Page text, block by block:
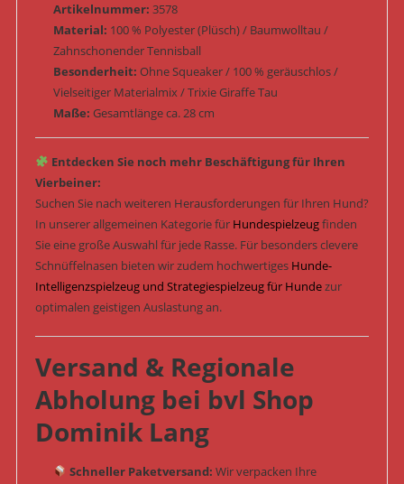
Artikelnummer: 3578
Material: 100 % Polyester (Plüsch) / Baumwolltau /
Zahnschonender Tennisball
Besonderheit: Ohne Squeaker / 100 % geräuschlos /
Vielseitiger Materialmix / Trixie Giraffe Tau
Maße: Gesamtlänge ca. 28 cm
Entdecken Sie noch mehr Beschäftigung für Ihren
Vierbeiner:
Suchen Sie nach weiteren Herausforderungen für Ihren Hund?
In unserer allgemeinen Kategorie für Hundespielzeugfinden
Sie eine große Auswahl für jede Rasse. Für besonders clevere
Schnüffelnasen bieten wir zudem hochwertiges Hunde-
Intelligenzspielzeug und Strategiespielzeug für Hundezur
optimalen geistigen Auslastung an.
Versand & Regionale
Abholung bei bvl Shop
Dominik Lang
Schneller Paketversand: Wir verpacken Ihre